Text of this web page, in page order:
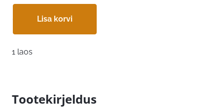
Lisa korvi
1 laos
Tootekirjeldus